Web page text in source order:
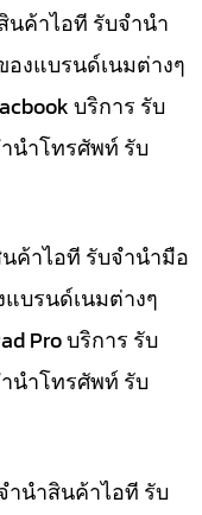
นค้าไอที รับจำนำ
งแบรนด์เนมต่างๆ
บริการ รับ
นำโทรศัพท์ รับ
ค้าไอที รับจำนำมือ
บรนด์เนมต่างๆ
Pro บริการ รับ
นำโทรศัพท์ รับ
ำนำสินค้าไอที รับ